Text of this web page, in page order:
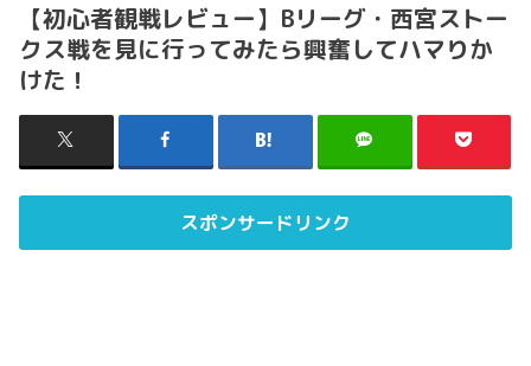
【初心者観戦レビュー】Bリーグ・西宮ストー
クス戦を見に行ってみたら興奮してハマりか
けた！
スポンサードリンク